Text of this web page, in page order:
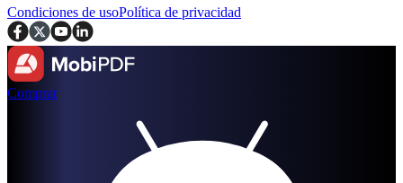
Condiciones de usoPolítica de privacidad
Comprar